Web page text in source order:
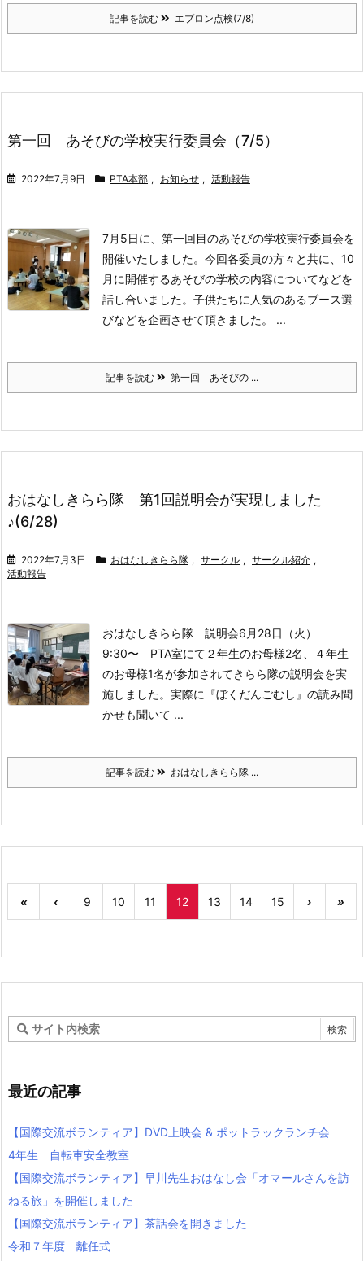
記事を読む エプロン点検(7/8)
第一回 あそびの学校実行委員会（7/5）
2022年7月9日 PTA本部 , お知らせ , 活動報告
7月5日に、第一回目のあそびの学校実行委員会を
開催いたしました。 今回各委員の方々と共に、10
月に開催するあそびの学校の内容についてなどを
話し合いました。 子供たちに人気のあるブース選
びなどを企画させて頂きました。 ...
記事を読む 第一回 あそびの ...
おはなしきらら隊 第1回説明会が実現しました
♪(6/28)
2022年7月3日 おはなしきらら隊 , サークル , サークル紹介 ,
活動報告
おはなしきらら隊 説明会6月28日（火）
9:30〜 PTA室にて ２年生のお母様2名、４年生
のお母様1名が参加されてきらら隊の説明会を実
施しました。 実際に『ぼくだんごむし』の読み聞
かせも聞いて ...
記事を読む おはなしきらら隊 ...
« ‹ 9 10 11 12 13 14 15 › »
最近の記事
【国際交流ボランティア】DVD上映会 & ポットラックランチ会
4年生 自転車安全教室
【国際交流ボランティア】早川先生おはなし会「オマールさんを訪
ねる旅」を開催しました
【国際交流ボランティア】茶話会を開きました
令和７年度 離任式